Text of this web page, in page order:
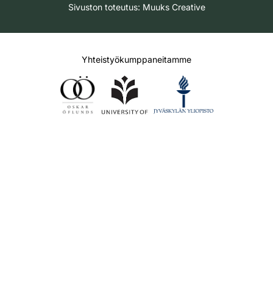
Sivuston toteutus: Muuks Creative
Yhteistyökumppaneitamme